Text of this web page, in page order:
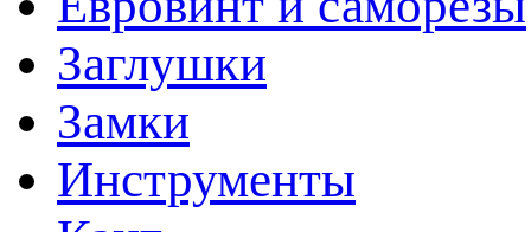
Заглушки
Замки
Инструменты